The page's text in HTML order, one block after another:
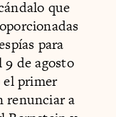
que
para
9 de agosto
el primer
renunciar a